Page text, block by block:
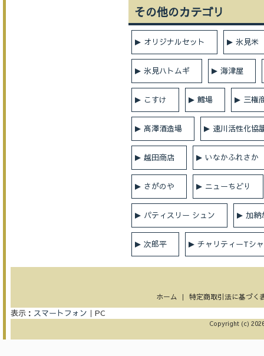
その他のカテゴリ
オリジナルセット 氷見米
氷見ハトムギ 海津屋
こすけ 鱈場 三権
髙澤酒造場 速川活性化協
越田商店 いなかふれさか
さがのや ニューちどり
パティスリー シュン 加納
次郎平 チャリティーTシ
ホーム ｜ 特定商取引法に基づく
表示： スマートフォン ｜ PC
Copyright (c)